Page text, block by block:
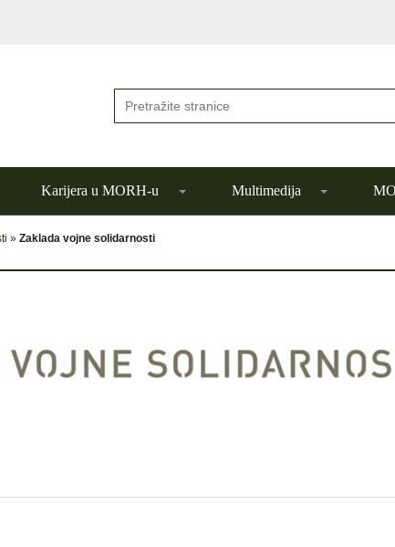
Karijera u MORH-u Multimedija
» Zaklada vojne solidarnosti